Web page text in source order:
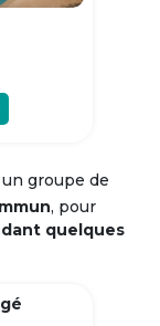
groupe de
, pour
quelques